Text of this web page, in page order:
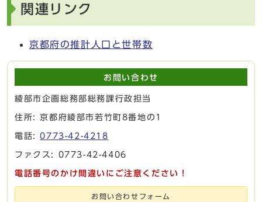
関連リンク
京都府の推計人口と世帯数
お問い合わせ
綾部市企画総務部総務課行政担当
住所: 京都府綾部市若竹町8番地の1
電話:0773-42-4218
ファクス: 0773-42-4406
電話番号のかけ間違いにご注意ください！
お問い合わせフォーム